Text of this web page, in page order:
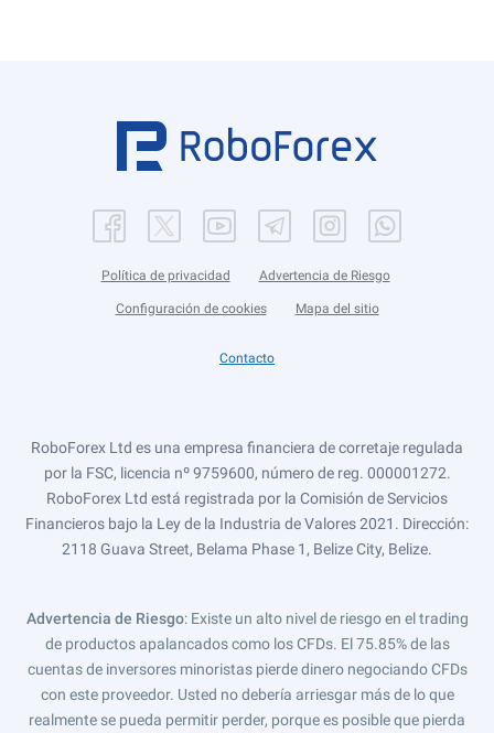
Política de privacidad Advertencia de Riesgo
Configuración de cookies Mapa del sitio
Contacto
RoboForex Ltd es una empresa financiera de corretaje regulada
por la FSC, licencia nº 9759600, número de reg. 000001272.
RoboForex Ltd está registrada por la Comisión de Servicios
Financieros bajo la Ley de la Industria de Valores 2021. Dirección:
2118 Guava Street, Belama Phase 1, Belize City, Belize.
Advertencia de Riesgo: Existe un alto nivel de riesgo en el trading
de productos apalancados como los CFDs. El 75.85% de las
cuentas de inversores minoristas pierde dinero negociando CFDs
con este proveedor. Usted no debería arriesgar más de lo que
realmente se pueda permitir perder, porque es posible que pierda